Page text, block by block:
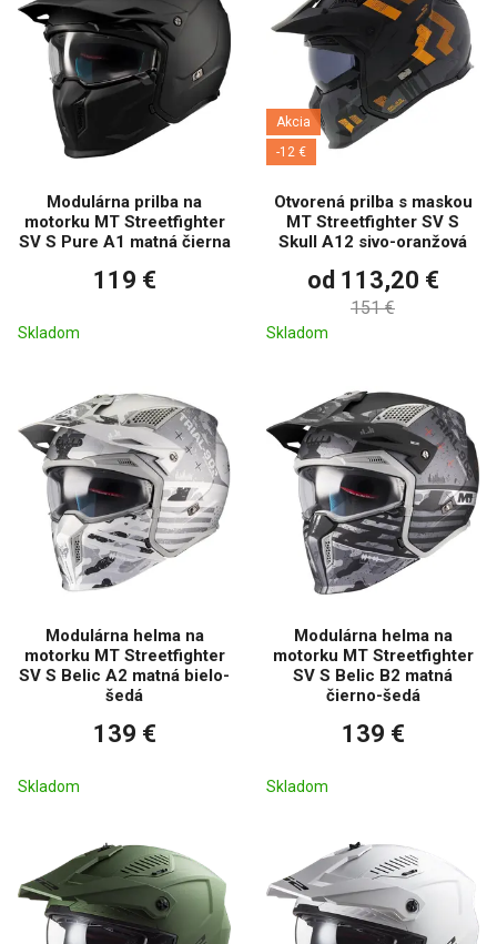
Modulárna prilba na
motorku MT Streetfighter
SV S Pure A1 matná čierna
119 €
Skladom
Akcia
-12 €
Otvorená prilba s maskou
MT Streetfighter SV S
Skull A12 sivo-oranžová
od 113,20 €
151 €
Skladom
Modulárna helma na
motorku MT Streetfighter
SV S Belic A2 matná bielo-
šedá
139 €
Skladom
Modulárna helma na
motorku MT Streetfighter
SV S Belic B2 matná
čierno-šedá
139 €
Skladom